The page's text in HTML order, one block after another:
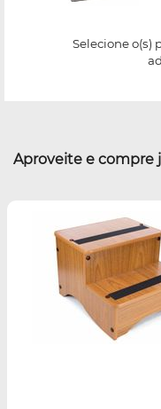
Selecione o(s)
Aproveite e compre